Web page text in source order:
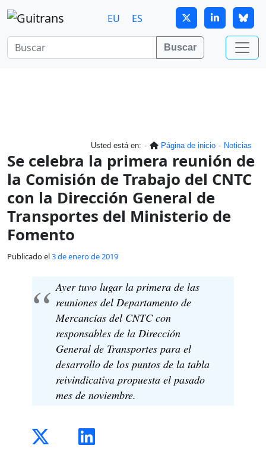
Continuar al contenido principal
EU
ES
Buscar
Usted está en: Página de inicio Noticias
Se celebra la primera reunión de
la Comisión de Trabajo del CNTC
con la Dirección General de
Transportes del Ministerio de
Fomento
Publicado el3 de enero de 2019
Ayer tuvo lugar la primera de las
reuniones del Departamento de
Mercancías del CNTC con
responsables de la Dirección
General de Transportes para el
desarrollo de los puntos de la tabla
reivindicativa propuesta el pasado
mes de noviembre.